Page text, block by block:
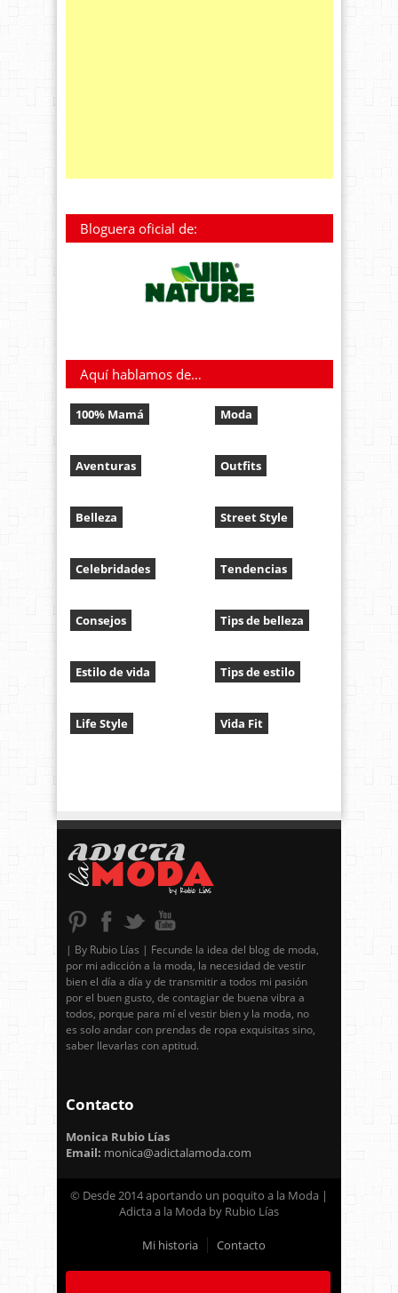
Bloguera oficial de:
Aquí hablamos de…
100% Mamá
Aventuras
Belleza
Celebridades
Consejos
Estilo de vida
Life Style
Moda
Outfits
Street Style
Tendencias
Tips de belleza
Tips de estilo
Vida Fit
| By Rubio Lías | Fecunde la idea del blog de moda,
por mi adicción a la moda, la necesidad de vestir
bien el día a día y de transmitir a todos mi pasión
por el buen gusto, de contagiar de buena vibra a
todos, porque para mí el vestir bien y la moda, no
es solo andar con prendas de ropa exquisitas sino,
saber llevarlas con aptitud.
Contacto
Monica Rubio Lías
Email: monica@adictalamoda.com
© Desde 2014 aportando un poquito a la Moda |
Adicta a la Moda by Rubio Lías
Mi historia Contacto